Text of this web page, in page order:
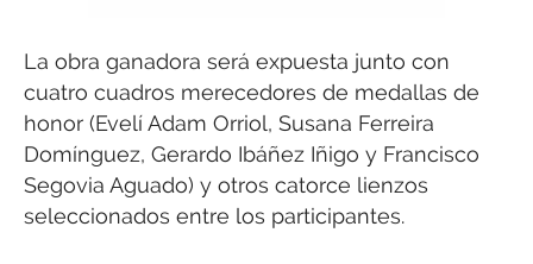
La obra ganadora será expuesta junto con
cuatro cuadros merecedores de medallas de
honor (Evelí Adam Orriol, Susana Ferreira
Domínguez, Gerardo Ibáñez Iñigo y Francisco
Segovia Aguado) y otros catorce lienzos
seleccionados entre los participantes.